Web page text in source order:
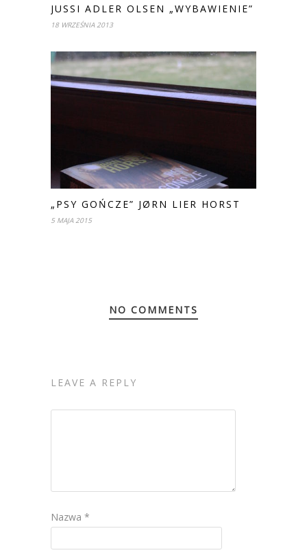
JUSSI ADLER OLSEN „WYBAWIENIE”
18 WRZEŚNIA 2013
„PSY GOŃCZE” JØRN LIER HORST
5 MAJA 2015
NO COMMENTS
LEAVE A REPLY
Nazwa *